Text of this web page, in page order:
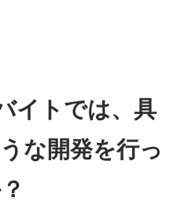
イトでは、具
な開発を行っ